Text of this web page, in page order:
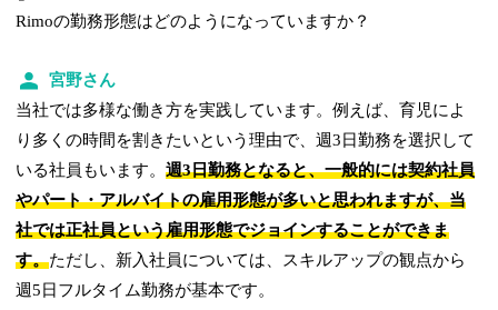
Rimoの勤務形態はどのようになっていますか？
宮野さん
当社では多様な働き方を実践しています。例えば、育児によ
り多くの時間を割きたいという理由で、週3日勤務を選択して
いる社員もいます。週3日勤務となると、一般的には契約社員
やパート・アルバイトの雇用形態が多いと思われますが、当
社では正社員という雇用形態でジョインすることができま
す。ただし、新入社員については、スキルアップの観点から
週5日フルタイム勤務が基本です。